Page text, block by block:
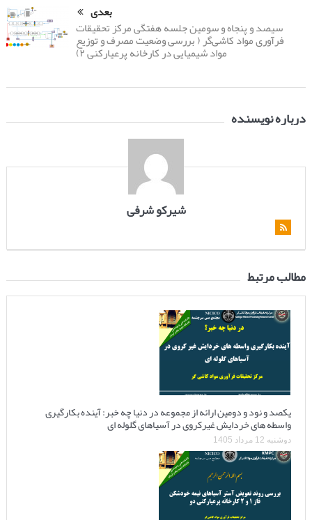
بعدی
سیصد و پنجاه و سومین جلسه هفتگی مرکز تحقیقات
فرآوری مواد کاشی‌گر ( بررسی وضعیت مصرف و توزیع
مواد شیمیایی در کارخانه پرعیارکنی ۲)
درباره نویسنده
شیرکو شرفی
مطالب مرتبط
یکصد و نود و دومین ارائه از مجموعه در دنیا چه خبر: آینده بکارگیری
واسطه های خردایش غیرکروی در آسیاهای گلوله ای
دوشنبه 12 مرداد 1405